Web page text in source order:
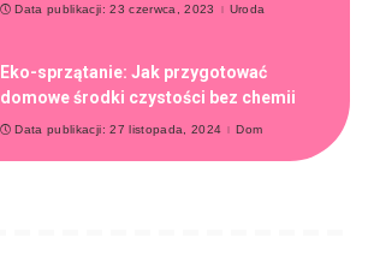
Data publikacji: 23 czerwca, 2023 Uroda
Eko-sprzątanie: Jak przygotować
domowe środki czystości bez chemii
Data publikacji: 27 listopada, 2024 Dom